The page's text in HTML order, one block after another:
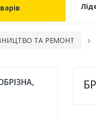
ТА РЕМОНТ